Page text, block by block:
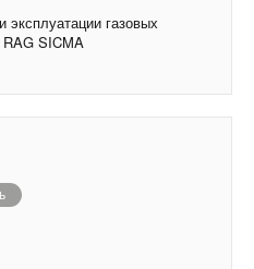
эксплуатации газовых
SICMA